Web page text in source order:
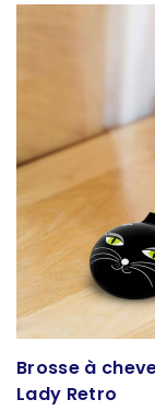
Brosse à
Lady Retro